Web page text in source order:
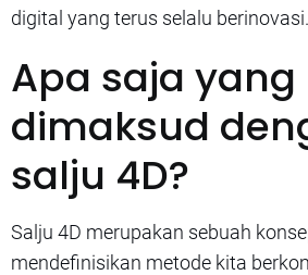
digital yang terus selalu berinovasi.
Apa saja yang
dimaksud
salju 4D?
Salju 4D merupakan sebuah
mendefinisikan metode kita